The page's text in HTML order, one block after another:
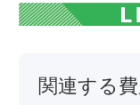
関連する